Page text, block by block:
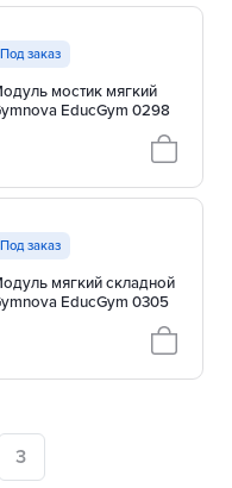
Под заказ
мостик мягкий
EducGym 0298
Под заказ
мягкий складной
EducGym 0305
3